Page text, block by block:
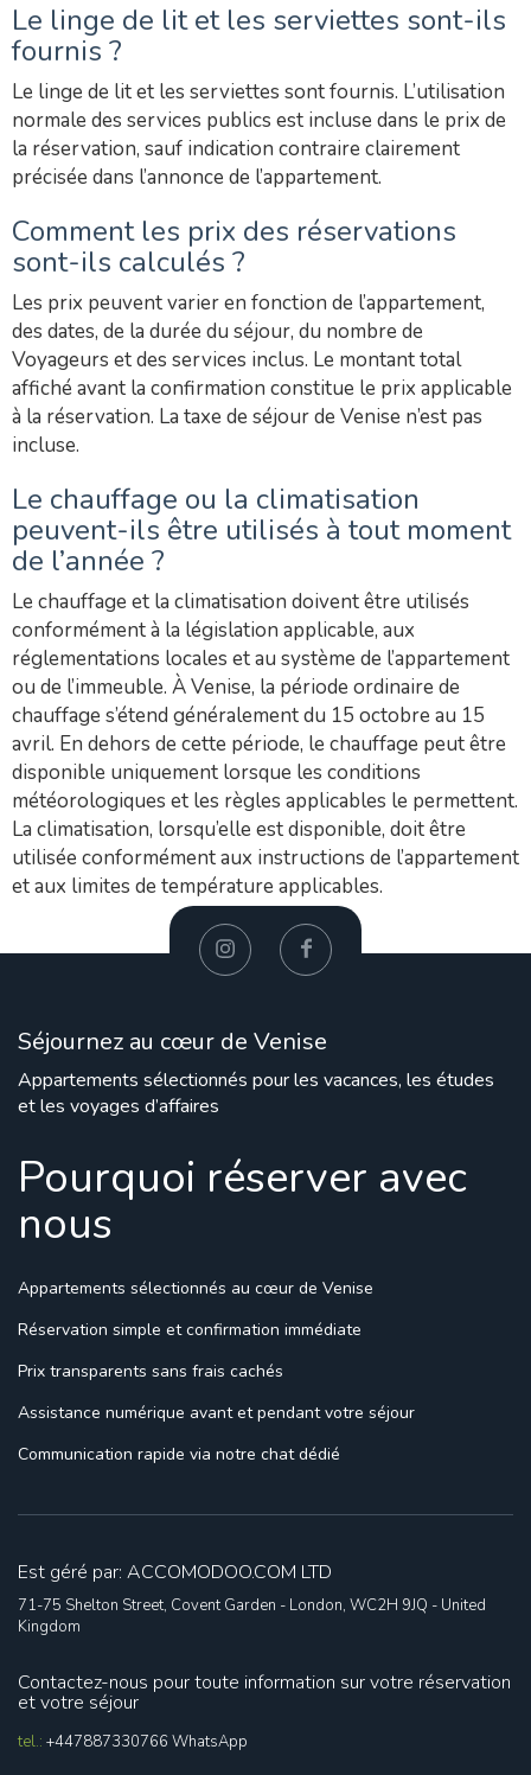
Le linge de lit et les serviettes sont-ils
fournis ?
Le linge de lit et les serviettes sont fournis. L’utilisation
normale des services publics est incluse dans le prix de
la réservation, sauf indication contraire clairement
précisée dans l’annonce de l’appartement.
Comment les prix des réservations
sont-ils calculés ?
Les prix peuvent varier en fonction de l’appartement,
des dates, de la durée du séjour, du nombre de
Voyageurs et des services inclus. Le montant total
affiché avant la confirmation constitue le prix applicable
à la réservation. La taxe de séjour de Venise n’est pas
incluse.
Le chauffage ou la climatisation
peuvent-ils être utilisés à tout moment
de l’année ?
Le chauffage et la climatisation doivent être utilisés
conformément à la législation applicable, aux
réglementations locales et au système de l’appartement
ou de l’immeuble. À Venise, la période ordinaire de
chauffage s’étend généralement du 15 octobre au 15
avril. En dehors de cette période, le chauffage peut être
disponible uniquement lorsque les conditions
météorologiques et les règles applicables le permettent.
La climatisation, lorsqu’elle est disponible, doit être
utilisée conformément aux instructions de l’appartement
et aux limites de température applicables.
Séjournez au cœur de Venise
Appartements sélectionnés pour les vacances, les études
et les voyages d’affaires
Pourquoi réserver avec
nous
Appartements sélectionnés au cœur de Venise
Réservation simple et confirmation immédiate
Prix transparents sans frais cachés
Assistance numérique avant et pendant votre séjour
Communication rapide via notre chat dédié
Est géré par: ACCOMODOO.COM LTD
71-75 Shelton Street, Covent Garden - London, WC2H 9JQ - United
Kingdom
Contactez-nous pour toute information sur votre réservation
et votre séjour
tel.: +447887330766WhatsApp